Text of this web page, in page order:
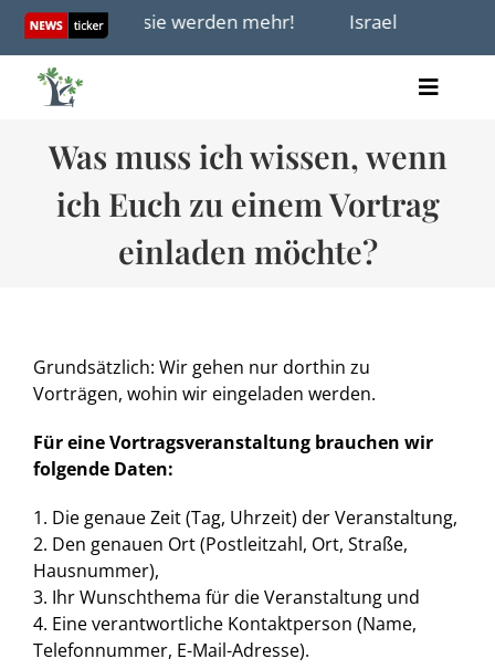
Skip
content
– und sie werden mehr! Israel heute in 3
Toggle
Videos
Bücher
Spenden
Was muss ich wissen, wenn
ich Euch zu einem Vortrag
einladen möchte?
Grundsätzlich: Wir gehen nur dorthin zu
Vorträgen, wohin wir eingeladen werden.
Für eine Vortragsveranstaltung brauchen wir
folgende Daten:
1. Die genaue Zeit (Tag, Uhrzeit) der Veranstaltung,
2. Den genauen Ort (Postleitzahl, Ort, Straße,
Hausnummer),
3. Ihr Wunschthema für die Veranstaltung und
4. Eine verantwortliche Kontaktperson (Name,
Telefonnummer, E-Mail-Adresse).